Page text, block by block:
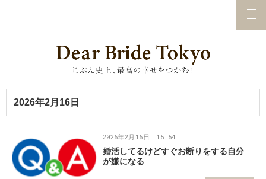
2026年2月16日
婚活してるけどすぐお断りをする自分
が嫌になる
2026年2月16日｜15:54